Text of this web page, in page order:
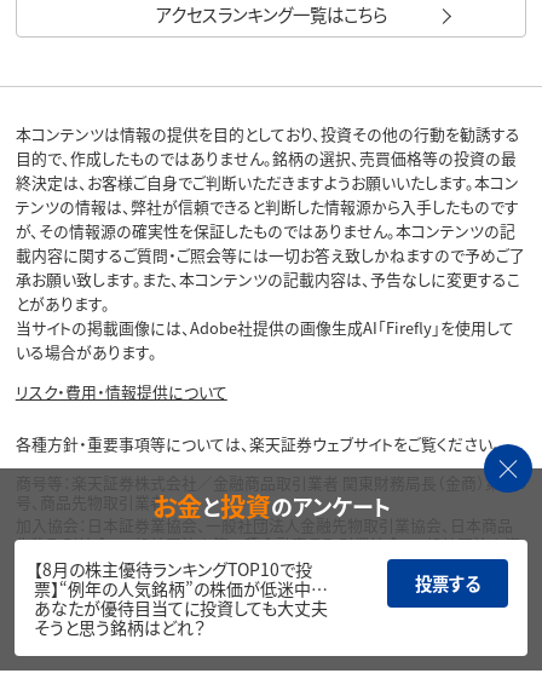
アクセスランキング一覧はこちら
本コンテンツは情報の提供を目的としており、投資その他の行動を勧誘する
目的で、作成したものではありません。銘柄の選択、売買価格等の投資の最
終決定は、お客様ご自身でご判断いただきますようお願いいたします。本コン
テンツの情報は、弊社が信頼できると判断した情報源から入手したものです
が、その情報源の確実性を保証したものではありません。本コンテンツの記
載内容に関するご質問・ご照会等には一切お答え致しかねますので予めご了
承お願い致します。また、本コンテンツの記載内容は、予告なしに変更するこ
とがあります。
当サイトの掲載画像には、Adobe社提供の画像生成AI「Firefly」を使用して
いる場合があります。
リスク・費用・情報提供について
各種方針・重要事項等については、楽天証券ウェブサイトをご覧ください。
商号等：楽天証券株式会社／金融商品取引業者 関東財務局長（金商）第195
号、商品先物取引業者
加入協会：日本証券業協会、一般社団法人金融先物取引業協会、日本商品
先物取引協会、一般社団法人第二種金融商品取引業協会、一般社団法人資
産運用業協会
Copyright©
1999-2026 Rakuten Securities, Inc. All
Rights Reserved.
お金と投資のアンケート
【8月の株主優待ランキングTOP10で投
票】“例年の人気銘柄”の株価が低迷中…
あなたが優待目当てに投資しても大丈夫
そうと思う銘柄はどれ？
投票する